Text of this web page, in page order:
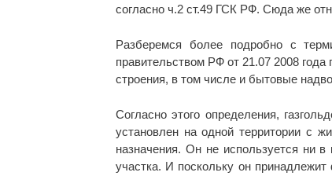
согласно ч.2 ст.49 ГСК РФ. Сюда же
Разберемся более подробно с
правительством РФ от 21.07 2008
строения, в том числе и бытовые
Согласно этого определения,
установлен на одной территории с
назначения. Он не используется ни
участка. И поскольку он